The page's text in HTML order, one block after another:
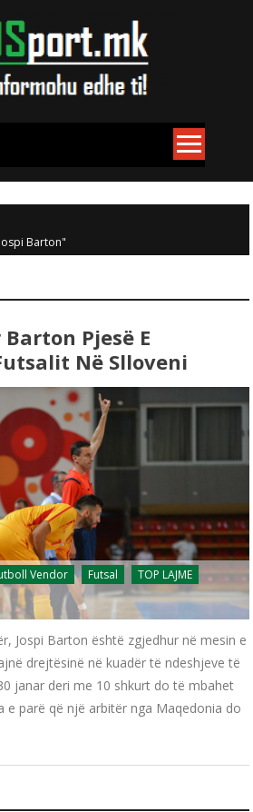
Barton"
Pjesë E
Në Slloveni
Vendor Futsal TOP LAJME
Jospi Barton është zgjedhur në mesin e
drejtësinë në kuadër të ndeshjeve të
janar deri me 10 shkurt do të mbahet
e parë që një arbitër nga Maqedonia do